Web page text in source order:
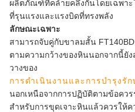
ผลิตภัณฑ์ที่คล้ายคลึงกันโดยเฉพา
ที่รุนแรงและแรงบิดที่ทรงพลัง
ลักษณะเฉพาะ
สามารถจับคู่กับขาลมสั้น
ตามความกว้างของหินนอกจากนี้ยั
วางของ
การดำเนินงานและการบำรุงรัก
นอกเหนือจากการปฏิบัติตามข้อคว
สำหรับการขุดเจาะหินแล้วควรให้